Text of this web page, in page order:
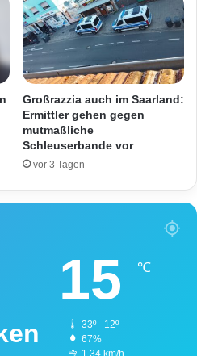
Großrazzia auch im Saarland:
Ermittler gehen gegen
mutmaßliche
Schleuserbande vor
vor 3 Tagen
15 ℃
33º - 12º
67%
1.34 km/h